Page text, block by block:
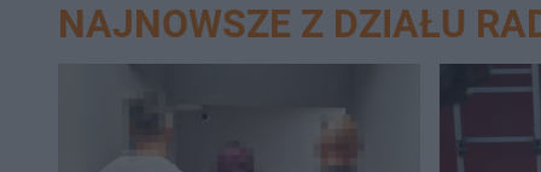
NAJNOWSZE Z DZIAŁU